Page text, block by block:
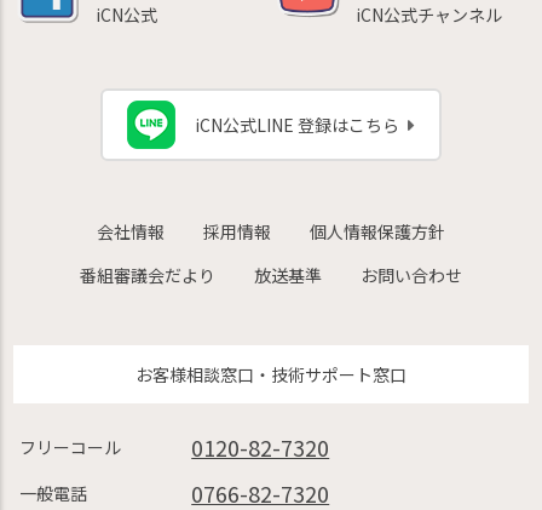
iCN公式 iCN公式チャンネル
iCN公式LINE 登録はこちら
会社情報 採用情報
個人情報保護方針
番組審議会だより
放送基準 お問い合わせ
お客様相談窓口・技術サポート窓口
フリーコール 0120-82-7320
一般電話 0766-82-7320